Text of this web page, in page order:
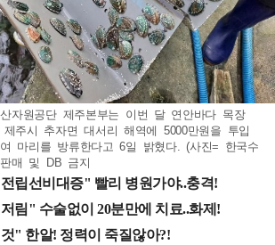
자원공단 제주본부는 이번 달 연안바다 목장
주시 추자면 대서리 해역에 5000만원을 투입
마리를 방류한다고 6일 밝혔다. (사진= 한국수
매 및 DB 금지